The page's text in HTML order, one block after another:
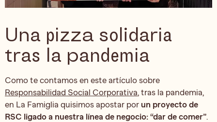
Una pizza solidaria
tras la pandemia
Como te contamos en este artículo sobre
Responsabilidad Social Corporativa, tras la pandemia,
en La Famiglia quisimos apostar por un proyecto de
RSC ligado a nuestra línea de negocio: “dar de comer”.